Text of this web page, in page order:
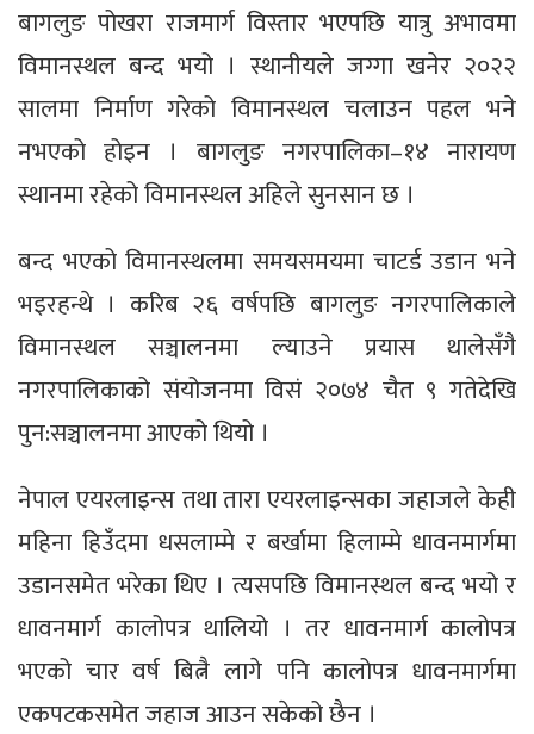
बागलुङ पोखरा राजमार्ग विस्तार भएपछि यात्रु अभावमा
विमानस्थल बन्द भयो । स्थानीयले जग्गा खनेर २०२२
सालमा निर्माण गरेको विमानस्थल चलाउन पहल भने
नभएको होइन । बागलुङ नगरपालिका–१४ नारायण
स्थानमा रहेको विमानस्थल अहिले सुनसान छ ।
बन्द भएको विमानस्थलमा समयसमयमा चाटर्ड उडान भने
भइरहन्थे । करिब २६ वर्षपछि बागलुङ नगरपालिकाले
विमानस्थल सञ्चालनमा ल्याउने प्रयास थालेसँगै
नगरपालिकाको संयोजनमा विसं २०७४ चैत ९ गतेदेखि
पुन:सञ्चालनमा आएको थियो ।
नेपाल एयरलाइन्स तथा तारा एयरलाइन्सका जहाजले केही
महिना हिउँदमा धसलाम्मे र बर्खामा हिलाम्मे धावनमार्गमा
उडानसमेत भरेका थिए । त्यसपछि विमानस्थल बन्द भयो र
धावनमार्ग कालोपत्र थालियो । तर धावनमार्ग कालोपत्र
भएको चार वर्ष बित्नै लागे पनि कालोपत्र धावनमार्गमा
एकपटकसमेत जहाज आउन सकेको छैन ।